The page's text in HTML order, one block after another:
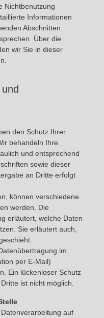
Nichtbenutzung
Informationen
Abschnitten.
Über die
wir Sie in dieser
den Schutz Ihrer
behandeln Ihre
und entsprechend
sowie dieser
an Dritte erfolgt
können verschiedene
werden. Die
erläutert, welche Daten
Sie erläutert auch,
im
per E-Mail)
Ein lückenloser Schutz
ist nicht möglich.
auf